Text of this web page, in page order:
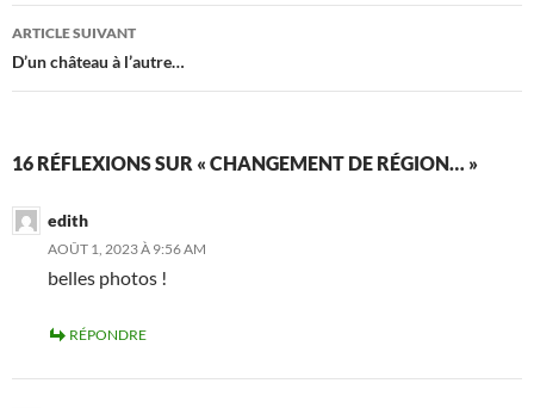
articles
ARTICLE SUIVANT
D’un château à l’autre…
16 RÉFLEXIONS SUR « CHANGEMENT DE RÉGION… »
edith
AOÛT 1, 2023 À 9:56 AM
belles photos !
RÉPONDRE